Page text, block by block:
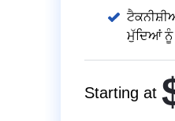
ਮੁੱਦਿਆਂ ਨੂੰ
Starting at